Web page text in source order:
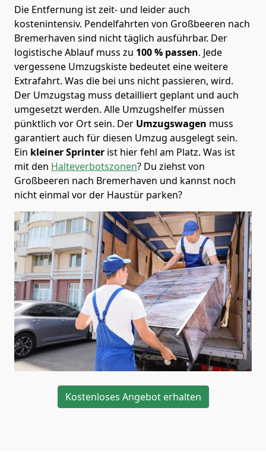
Die Entfernung ist zeit- und leider auch
kostenintensiv. Pendelfahrten von Großbeeren nach
Bremer­haven sind nicht täglich ausführbar. Der
logistische Ablauf muss zu 100 % passen. Jede
vergessene Umzugskiste bedeutet eine weitere
Extrafahrt. Was die bei uns nicht passieren, wird.
Der Umzugstag muss detailliert geplant und auch
umgesetzt werden. Alle Umzugshelfer müssen
pünktlich vor Ort sein. Der Umzugswagen muss
garantiert auch für diesen Umzug ausgelegt sein.
Ein kleiner Sprinter ist hier fehl am Platz. Was ist
mit den Halteverbotszonen? Du ziehst von
Großbeeren nach Bremer­haven und kannst noch
nicht einmal vor der Haustür parken?
Kostenloses Angebot erhalten